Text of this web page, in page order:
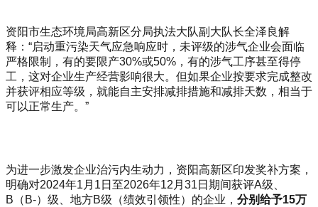
资阳市生态环境局高新区分局执法大队副大队长全泽良解
释：“启动重污染天气应急响应时，未评级的涉气企业会面临
严格限制，有的要限产30%或50%，有的涉气工序甚至得停
工，这对企业生产经营影响很大。但如果企业按要求完成整改
并获评相应等级，就能自主安排减排措施和减排天数，相当于
可以正常生产。”
为进一步激发企业治污内生动力，资阳高新区印发奖补方案，
明确对2024年1月1日至2026年12月31日期间获评A级、
B（B-）级、地方B级（绩效引领性）的企业， 分别给予15万